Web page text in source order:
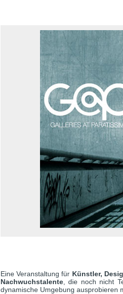
Eine Veranstaltung für Künstler,
Nachwuchstalente , die noch nicht
dynamische Umgebung ausprobieren